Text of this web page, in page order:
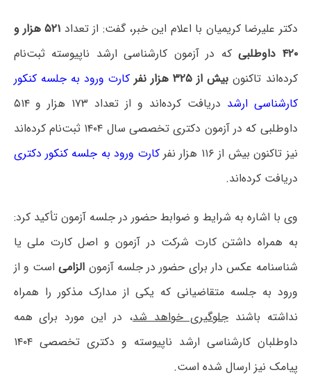
دکتر علیرضا کریمیان با اعلام این خبر، گفت: از تعداد
۵۲۱ هزار و
۴۲۰ داوطلبی
که در آزمون کارشناسی ارشد ناپیوسته ثبت‌نام
کرده‌اند تاکنون بیش از ۳۲۵ هزار نفر
کارت ورود به جلسه کنکور
کارشناسی ارشد
دریافت کرده‌اند و از تعداد ۱۷۳ هزار و ۵۱۴
داوطلبی که در آزمون دکتری تخصصی سال ۱۴۰۴ ثبت‌نام کرده‌اند
نیز تاکنون بیش از ۱۱۶ هزار نفر
کارت ورود به جلسه کنکور دکتری
دریافت کرده‌اند.
وی با اشاره به شرایط و ضوابط حضور در جلسه آزمون تأکید کرد:
به همراه داشتن کارت شرکت در آزمون و اصل کارت ملی یا
شناسنامه عکس دار برای حضور در جلسه آزمون الزامیاست و از
ورود به جلسه متقاضیانی که یکی از مدارک مذکور را همراه
نداشته باشندجلوگیری خواهد شد، در این مورد برای همه
داوطلبان کارشناسی ارشد ناپیوسته و دکتری تخصصی ۱۴۰۴
پیامک نیز ارسال شده است.